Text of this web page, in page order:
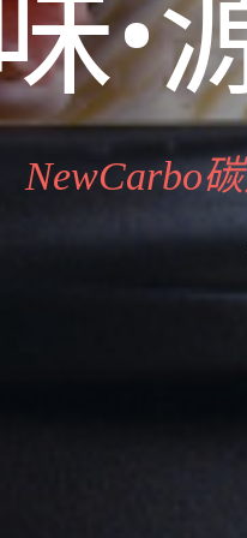
•
NewCarbo